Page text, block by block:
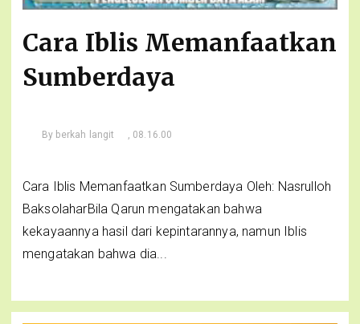
Cara Iblis Memanfaatkan
Sumberdaya
By berkah langit , 08.16.00
Cara Iblis Memanfaatkan Sumberdaya Oleh: Nasrulloh
BaksolaharBila Qarun mengatakan bahwa
kekayaannya hasil dari kepintarannya, namun Iblis
mengatakan bahwa dia...